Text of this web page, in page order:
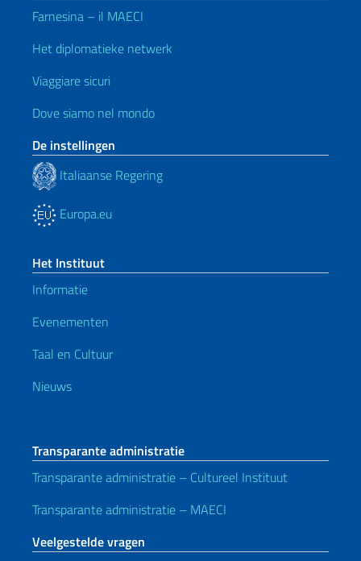
Farnesina – il MAECI
Het diplomatieke netwerk
Viaggiare sicuri
Dove siamo nel mondo
De instellingen
Italiaanse Regering
Europa.eu
Het Instituut
Informatie
Evenementen
Taal en Cultuur
Nieuws
Transparante administratie
Transparante administratie – Cultureel Instituut
Transparante administratie – MAECI
Veelgestelde vragen